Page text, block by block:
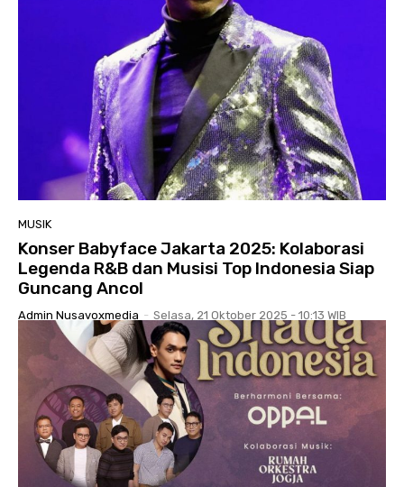
MUSIK
Konser Babyface Jakarta 2025: Kolaborasi
Legenda R&B dan Musisi Top Indonesia Siap
Guncang Ancol
Admin Nusavoxmedia - Selasa, 21 Oktober 2025 - 10:13 WIB